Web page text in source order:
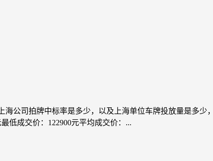
公司拍牌中标率是多少，以及上海单位车牌投放量是多少
低成交价：122900元平均成交价：...